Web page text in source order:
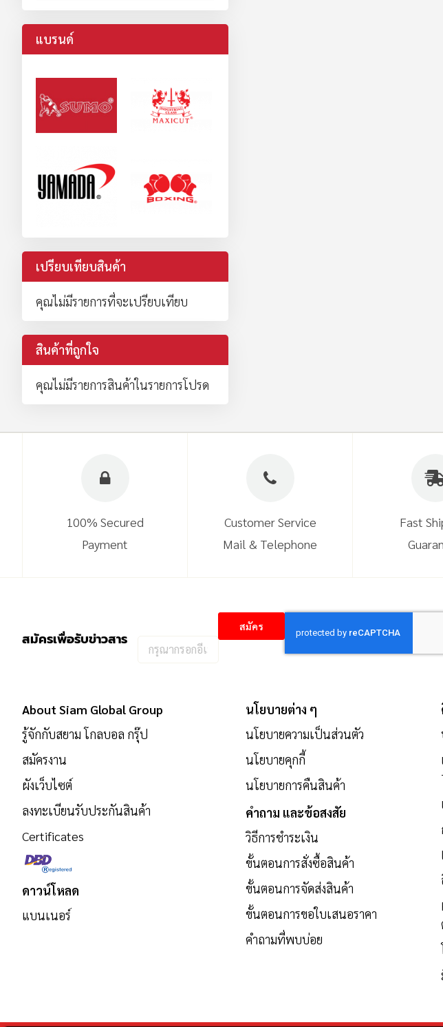
แบรนด์
เปรียบเทียบสินค้า
คุณไม่มีรายการที่จะเปรียบเทียบ
สินค้าที่ถูกใจ
คุณไม่มีรายการสินค้าในรายการโปรด
100% Secured
Payment
Customer Service
Mail & Telephone
Fast
สมัครเพื่อรับข่าวสาร
กรอก
รับ
ข่าวสาร:
สมัคร
About Siam Global Group
รู้จักกับสยาม โกลบอล กรุ๊ป
สมัครงาน
ผังเว็บไซต์
ลงทะเบียนรับประกันสินค้า
Certificates
ดาวน์โหลด
แบนเนอร์
นโยบายต่าง ๆ
นโยบายความเป็นส่วนตัว
นโยบายคุกกี้
นโยบายการคืนสินค้า
คำถาม และข้อสงสัย
วิธีการชำระเงิน
ขั้นตอนการสั่งซื้อสินค้า
ขั้นตอนการจัดส่งสินค้า
ขั้นตอนการขอใบเสนอราคา
คำถามที่พบบ่อย